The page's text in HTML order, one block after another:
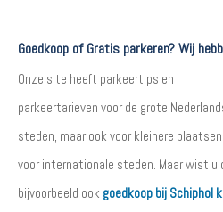
Goedkoop of Gratis parkeren? Wij
Onze site heeft parkeertips en
parkeertarieven voor de grote
steden, maar ook voor kleinere
voor internationale steden. Maar wist u
bijvoorbeeld ook goedkoop bij Schiphol